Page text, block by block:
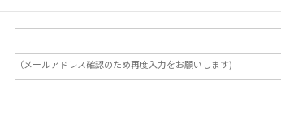
（メールアドレス確認のため再度入力をお願いします)